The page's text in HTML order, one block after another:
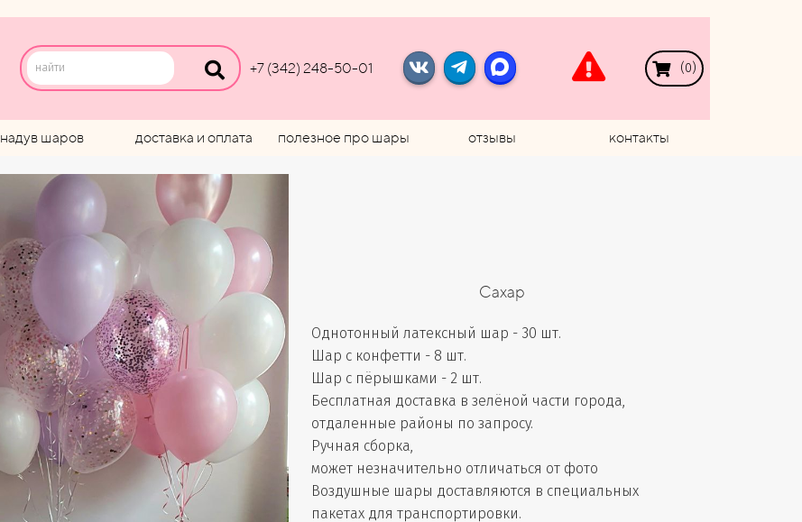
+7 (342) 248-50-01 ( 0 )
надув шаров доставка и оплата полезное про шары отзывы контакты
Сахар
Однотонный латексный шар - 30 шт.
Шар с конфетти - 8 шт.
Шар с пёрышками - 2 шт.
Бесплатная доставка в зелёной части города,
отдаленные районы по запросу.
Ручная сборка,
может незначительно отличаться от фото
Воздушные шары доставляются в специальных
пакетах для транспортировки.